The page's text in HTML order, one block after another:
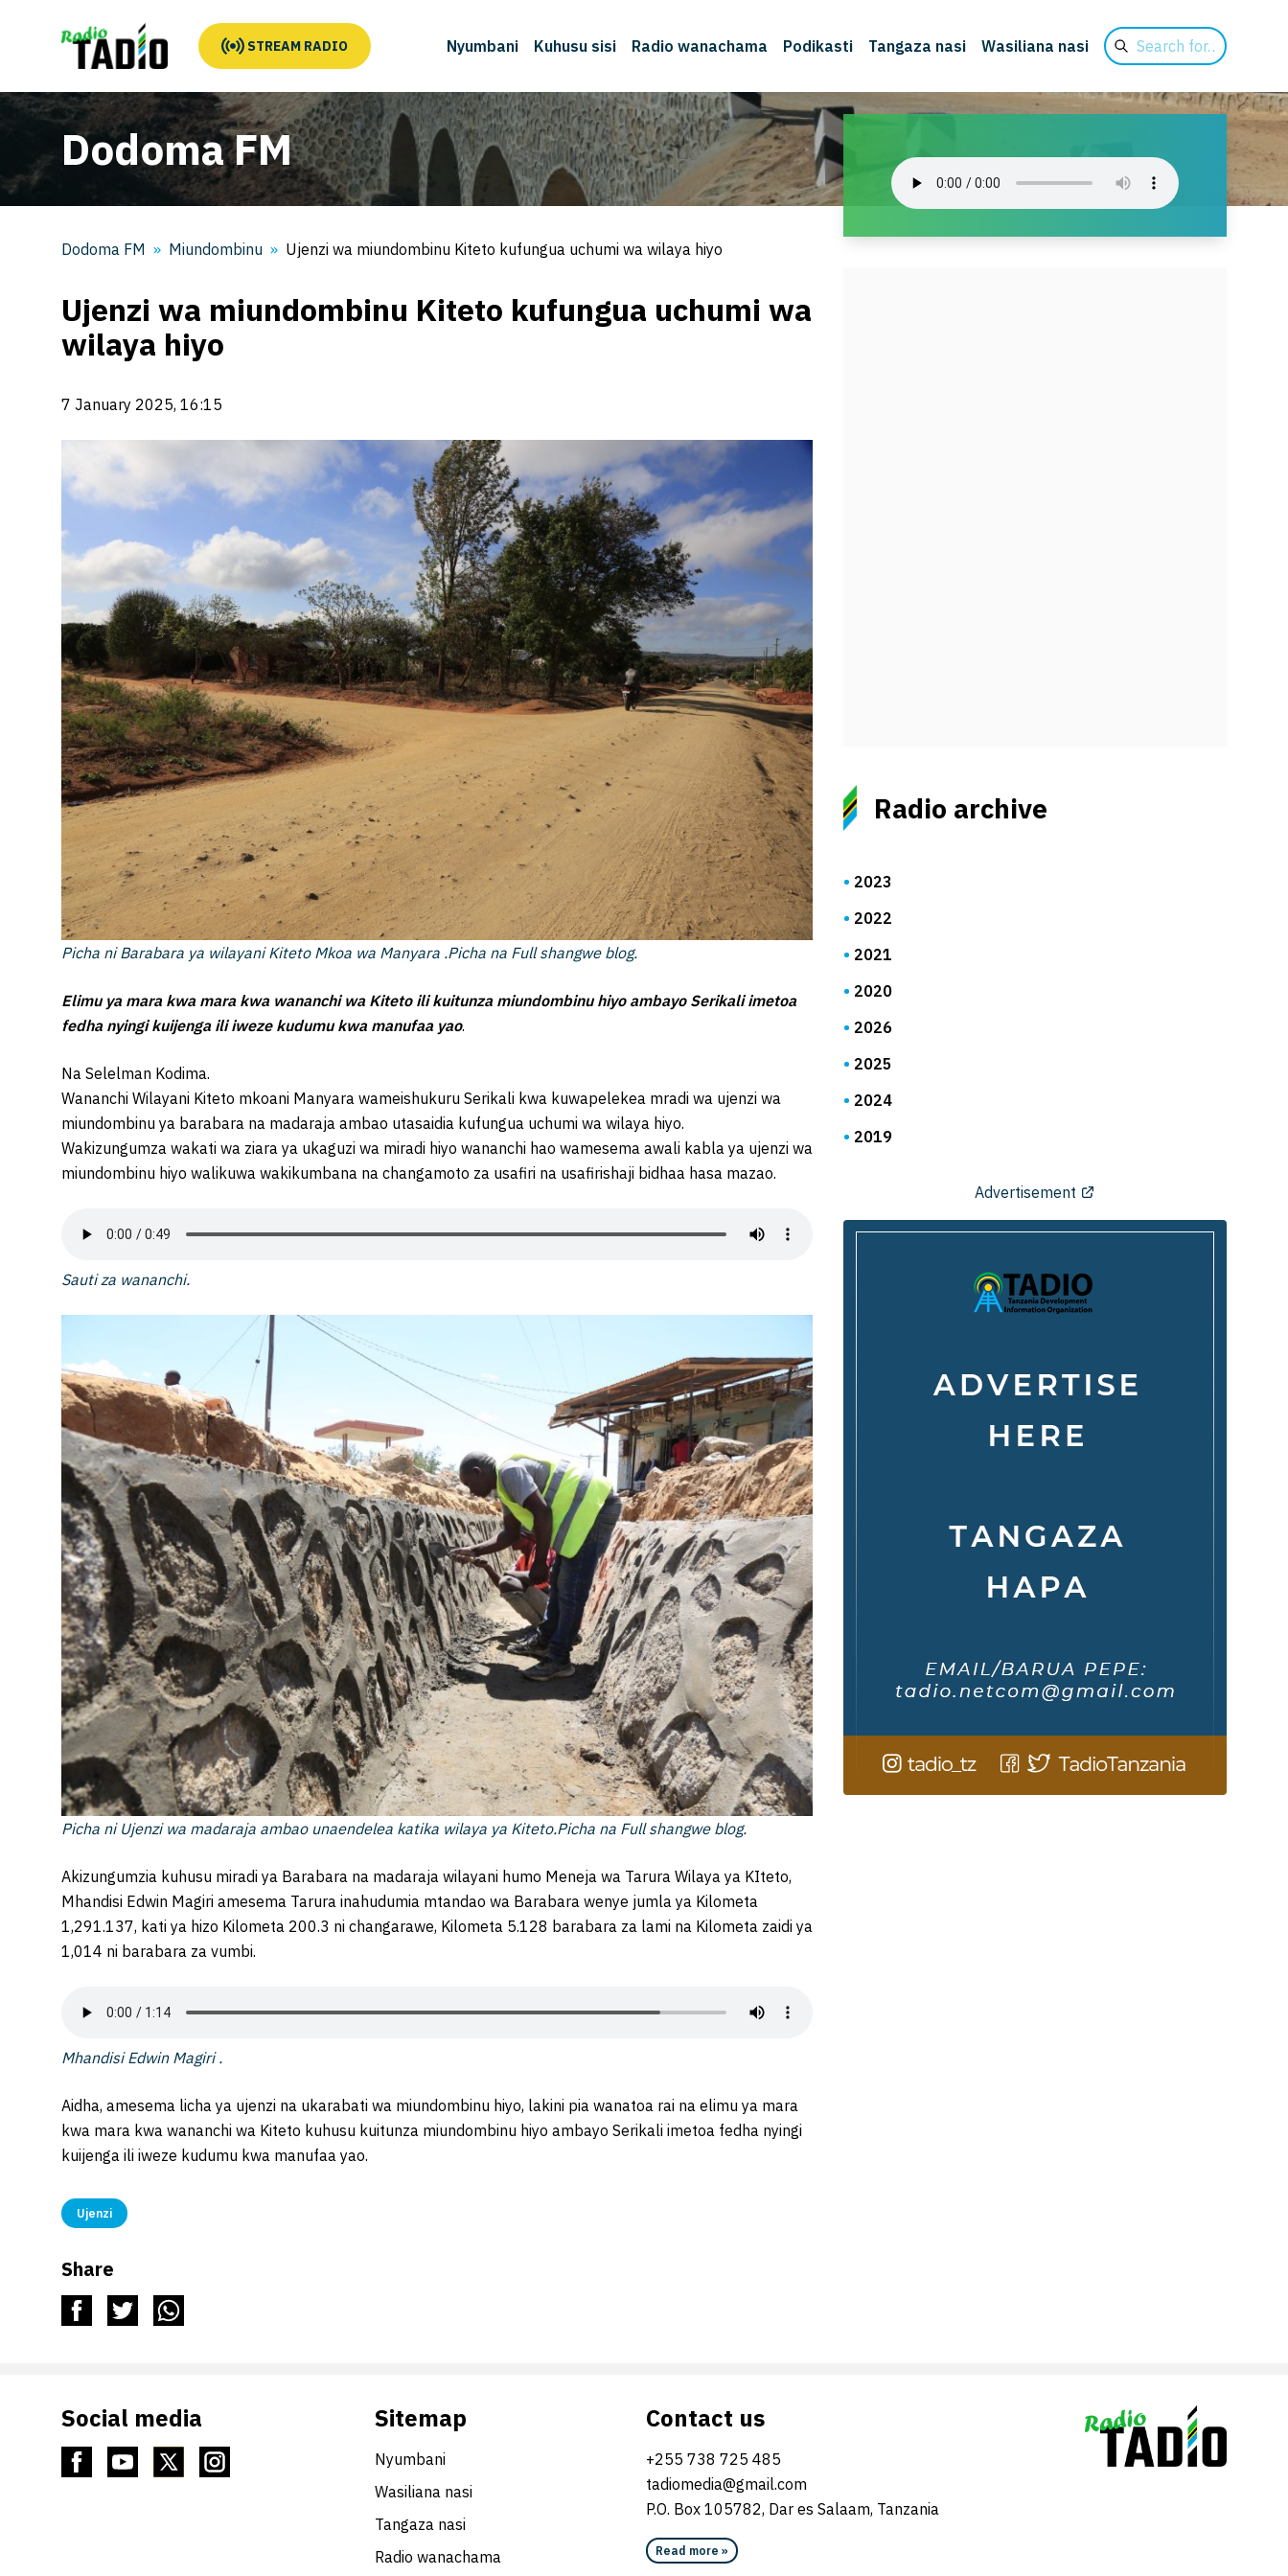
STREAM RADIO Nyumbani Kuhusu sisi Radio wanachama Podikasti Tangaza nasi Wasiliana nasi
Search
for
Dodoma FM
Dodoma FM Miundombinu Ujenzi wa miundombinu Kiteto kufungua uchumi wa wilaya hiyo
Ujenzi wa miundombinu Kiteto kufungua uchumi wa
wilaya hiyo
7 January 2025, 16:15
Picha ni Barabara ya wilayani Kiteto Mkoa wa Manyara .Picha na Full shangwe blog.
Elimu ya mara kwa mara kwa wananchi wa Kiteto ili kuitunza miundombinu hiyo ambayo Serikali imetoa
fedha nyingi kuijenga ili iweze kudumu kwa manufaa yao.
Na Selelman Kodima.
Wananchi Wilayani Kiteto mkoani Manyara wameishukuru Serikali kwa kuwapelekea mradi wa ujenzi wa
miundombinu ya barabara na madaraja ambao utasaidia kufungua uchumi wa wilaya hiyo.
Wakizungumza wakati wa ziara ya ukaguzi wa miradi hiyo wananchi hao wamesema awali kabla ya ujenzi wa
miundombinu hiyo walikuwa wakikumbana na changamoto za usafiri na usafirishaji bidhaa hasa mazao.
Sauti za wananchi.
Picha ni Ujenzi wa madaraja ambao unaendelea katika wilaya ya Kiteto.Picha na Full shangwe blog.
Akizungumzia kuhusu miradi ya Barabara na madaraja wilayani humo Meneja wa Tarura Wilaya ya KIteto,
Mhandisi Edwin Magiri amesema Tarura inahudumia mtandao wa Barabara wenye jumla ya Kilometa
1,291.137, kati ya hizo Kilometa 200.3 ni changarawe, Kilometa 5.128 barabara za lami na Kilometa zaidi ya
1,014 ni barabara za vumbi.
Mhandisi Edwin Magiri .
Aidha, amesema licha ya ujenzi na ukarabati wa miundombinu hiyo, lakini pia wanatoa rai na elimu ya mara
kwa mara kwa wananchi wa Kiteto kuhusu kuitunza miundombinu hiyo ambayo Serikali imetoa fedha nyingi
kuijenga ili iweze kudumu kwa manufaa yao.
Ujenzi
Share
Radio archive
2023
2022
2021
2020
2026
2025
2024
2019
Advertisement
Social media Sitemap
Nyumbani
Wasiliana nasi
Tangaza nasi
Radio wanachama
Contact us
+255 738 725 485
tadiomedia@gmail.com
P.O. Box 105782, Dar es Salaam, Tanzania
Read more »